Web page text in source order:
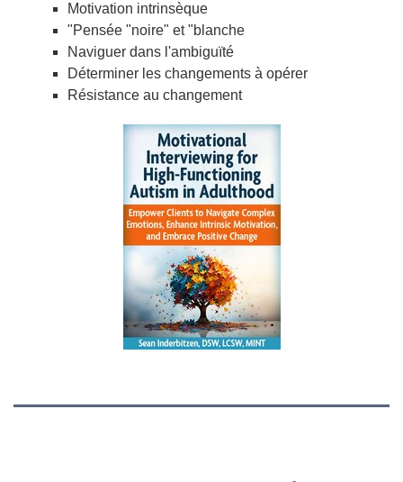
Motivation intrinsèque
"Pensée "noire" et "blanche
Naviguer dans l'ambiguïté
Déterminer les changements à opérer
Résistance au changement